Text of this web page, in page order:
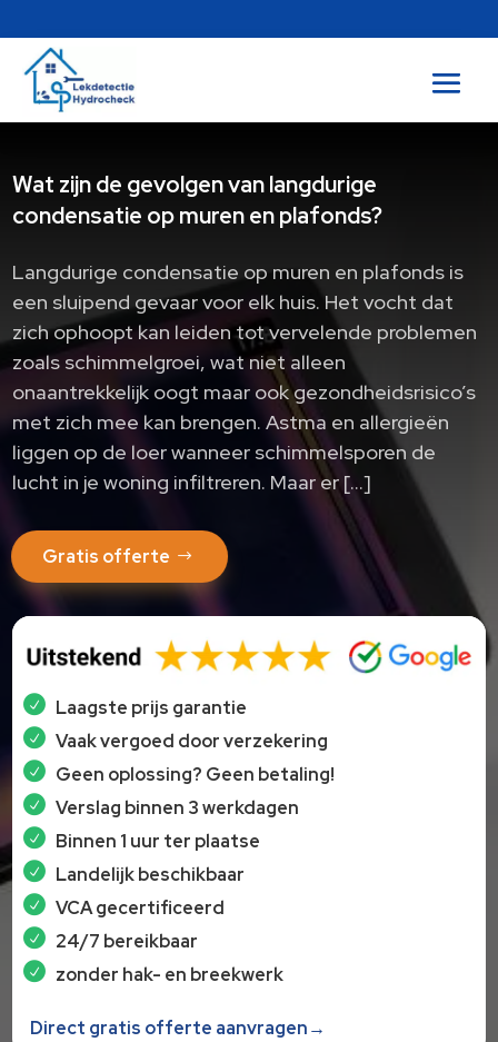
Wat zijn de gevolgen van langdurige
condensatie op muren en plafonds?
Langdurige condensatie op muren en plafonds is
een sluipend gevaar voor elk huis. Het vocht dat
zich ophoopt kan leiden tot vervelende problemen
zoals schimmelgroei, wat niet alleen
onaantrekkelijk oogt maar ook gezondheidsrisico’s
met zich mee kan brengen. Astma en allergieën
liggen op de loer wanneer schimmelsporen de
lucht in je woning infiltreren. Maar er […]
Gratis offerte
Laagste prijs garantie
Vaak vergoed door verzekering
Geen oplossing? Geen betaling!
Verslag binnen 3 werkdagen
Binnen 1 uur ter plaatse
Landelijk beschikbaar
VCA gecertificeerd
24/7 bereikbaar
zonder hak- en breekwerk
Direct gratis offerte aanvragen→